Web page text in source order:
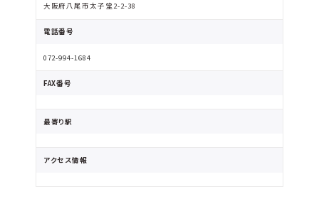
大阪府八尾市太子堂2-2-38
電話番号
072-994-1684
FAX番号
最寄り駅
アクセス情報